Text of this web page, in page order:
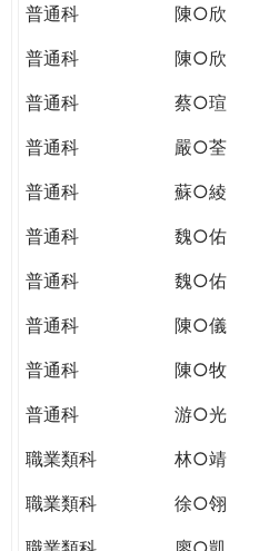
普通科
陳○欣
普通科
陳○欣
普通科
蔡○瑄
普通科
嚴○荃
普通科
蘇○綾
普通科
魏○佑
普通科
魏○佑
普通科
陳○儀
普通科
陳○牧
普通科
游○光
職業類科
林○靖
職業類科
徐○翎